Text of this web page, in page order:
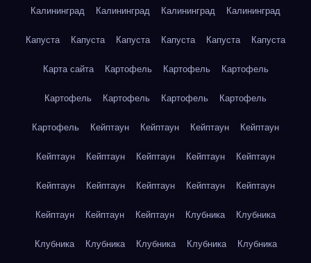
Калининград Калининград Калининград Калининград
Капуста Капуста Капуста Капуста Капуста Капуста
Карта сайта Картофель Картофель Картофель
Картофель Картофель Картофель Картофель
Картофель Кейптаун Кейптаун Кейптаун Кейптаун
Кейптаун Кейптаун Кейптаун Кейптаун Кейптаун
Кейптаун Кейптаун Кейптаун Кейптаун Кейптаун
Кейптаун Кейптаун Кейптаун Клубника Клубника
Клубника Клубника Клубника Клубника Клубника